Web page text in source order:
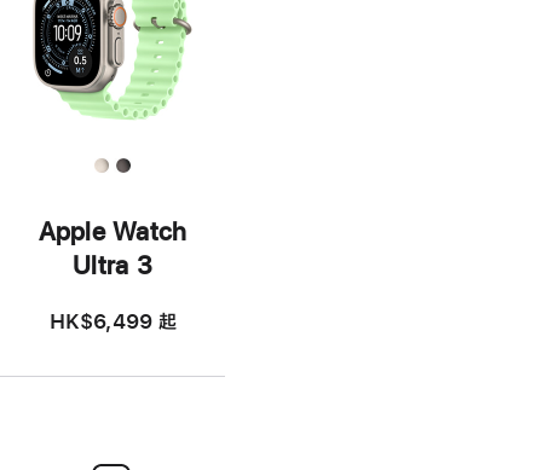
Apple Watch
Ultra 3
HK$6,499起